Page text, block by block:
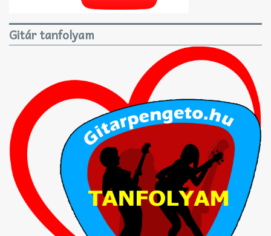
Gitár tanfolyam